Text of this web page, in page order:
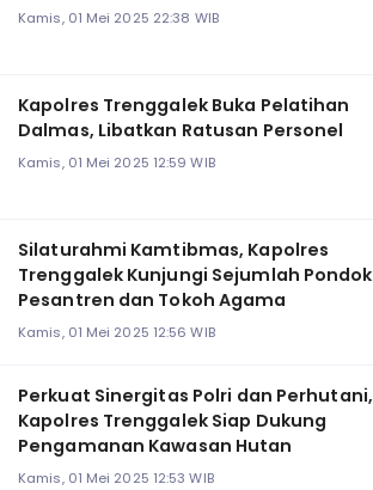
Kamis, 01 Mei 2025 22:38 WIB
Kapolres Trenggalek Buka Pelatihan
Dalmas, Libatkan Ratusan Personel
Kamis, 01 Mei 2025 12:59 WIB
Silaturahmi Kamtibmas, Kapolres
Trenggalek Kunjungi Sejumlah Pondok
Pesantren dan Tokoh Agama
Kamis, 01 Mei 2025 12:56 WIB
Perkuat Sinergitas Polri dan Perhutani,
Kapolres Trenggalek Siap Dukung
Pengamanan Kawasan Hutan
Kamis, 01 Mei 2025 12:53 WIB